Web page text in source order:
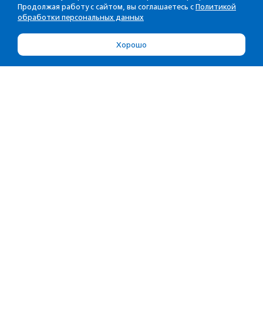
Продолжая работу с сайтом, вы соглашаетесь с Политикой
обработки персональных данных
Хорошо